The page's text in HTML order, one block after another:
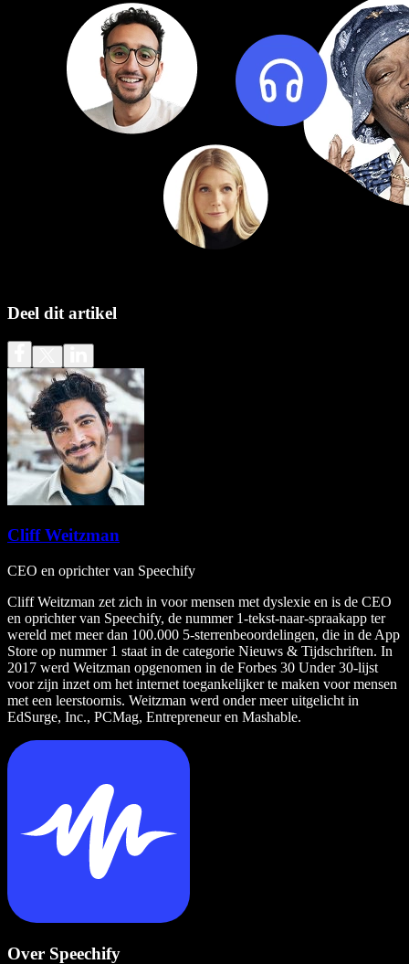
Deel dit artikel
Cliff Weitzman
CEO en oprichter van Speechify
Cliff Weitzman zet zich in voor mensen met dyslexie en is de CEO
en oprichter van Speechify, de nummer 1-tekst-naar-spraakapp ter
wereld met meer dan 100.000 5-sterrenbeoordelingen, die in de App
Store op nummer 1 staat in de categorie Nieuws & Tijdschriften. In
2017 werd Weitzman opgenomen in de Forbes 30 Under 30-lijst
voor zijn inzet om het internet toegankelijker te maken voor mensen
met een leerstoornis. Weitzman werd onder meer uitgelicht in
EdSurge, Inc., PCMag, Entrepreneur en Mashable.
Over Speechify